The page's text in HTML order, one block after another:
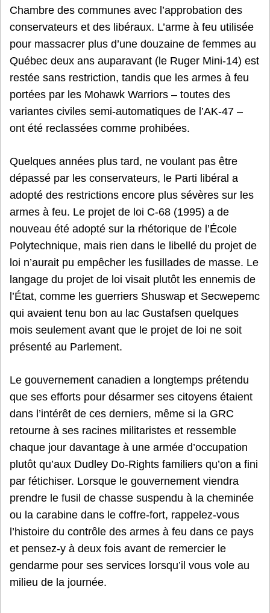
Chambre des communes avec l’approbation des
conservateurs et des libéraux. L’arme à feu utilisée
pour massacrer plus d’une douzaine de femmes au
Québec deux ans auparavant (le Ruger Mini-14) est
restée sans restriction, tandis que les armes à feu
portées par les Mohawk Warriors – toutes des
variantes civiles semi-automatiques de l’AK-47 –
ont été reclassées comme prohibées.
Quelques années plus tard, ne voulant pas être
dépassé par les conservateurs, le Parti libéral a
adopté des restrictions encore plus sévères sur les
armes à feu. Le projet de loi C-68 (1995) a de
nouveau été adopté sur la rhétorique de l’École
Polytechnique, mais rien dans le libellé du projet de
loi n’aurait pu empêcher les fusillades de masse. Le
langage du projet de loi visait plutôt les ennemis de
l’État, comme les guerriers Shuswap et Secwepemc
qui avaient tenu bon au lac Gustafsen quelques
mois seulement avant que le projet de loi ne soit
présenté au Parlement.
Le gouvernement canadien a longtemps prétendu
que ses efforts pour désarmer ses citoyens étaient
dans l’intérêt de ces derniers, même si la GRC
retourne à ses racines militaristes et ressemble
chaque jour davantage à une armée d’occupation
plutôt qu’aux Dudley Do-Rights familiers qu’on a fini
par fétichiser. Lorsque le gouvernement viendra
prendre le fusil de chasse suspendu à la cheminée
ou la carabine dans le coffre-fort, rappelez-vous
l’histoire du contrôle des armes à feu dans ce pays
et pensez-y à deux fois avant de remercier le
gendarme pour ses services lorsqu’il vous vole au
milieu de la journée.